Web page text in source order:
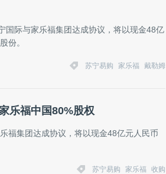
国际与家乐福集团达成协议，将以现金48亿
份。
苏宁易购 家乐福 戴勒姆
乐福中国80%股权
福集团达成协议，将以现金48亿元人民币
苏宁易购 家乐福 收购